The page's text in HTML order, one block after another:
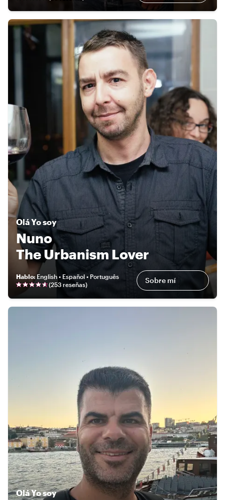
OláYo soy
Nuno
The Urbanism Lover
Hablo:English • Español • Português
(253 reseñas) Sobre mí
OláYo soy